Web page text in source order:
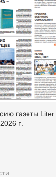
газеты
2026 г.